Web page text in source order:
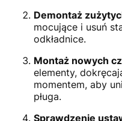
Demontaż
mocujące i usuń
odkładnice.
Montaż nowych
elementy,
momentem, aby
pługa.
Sprawdzenie